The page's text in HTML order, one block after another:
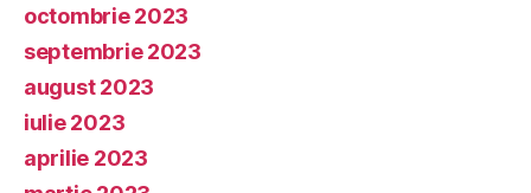
octombrie 2023
septembrie 2023
august 2023
iulie 2023
aprilie 2023